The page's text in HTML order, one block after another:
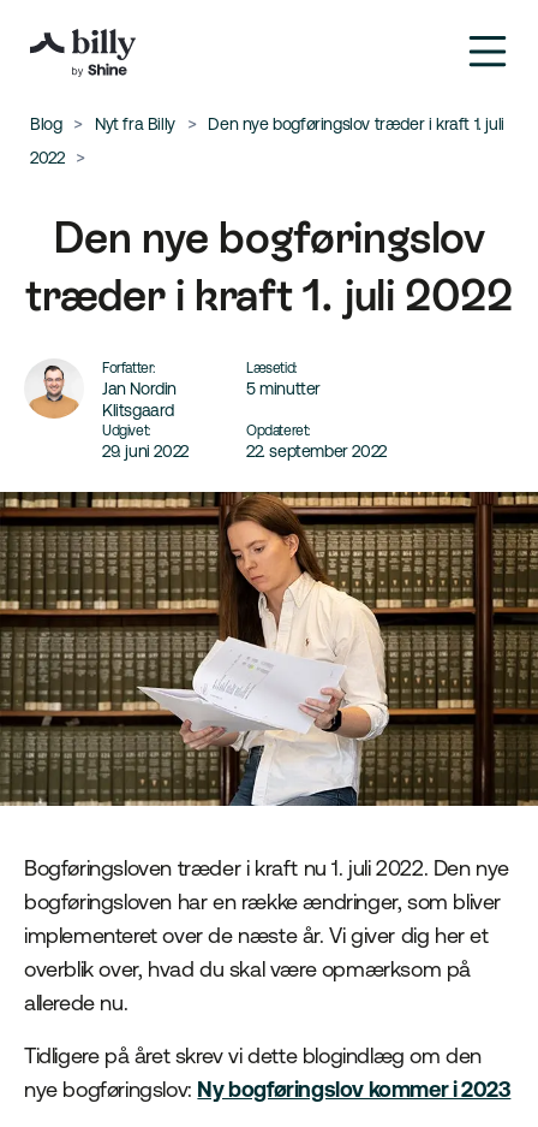
Blog Nyt fra Billy
Den nye bogføringslov træder i kraft 1. juli
2022
Den nye bogføringslov
træder i kraft 1. juli 2022
Forfatter:
Jan Nordin
Klitsgaard
Udgivet:
29. juni 2022
Opdateret:
22. september 2022
Læsetid:
5 minutter
Bogføringsloven træder i kraft nu 1. juli 2022. Den nye
bogføringsloven har en række ændringer, som bliver
implementeret over de næste år. Vi giver dig her et
overblik over, hvad du skal være opmærksom på
allerede nu.
Tidligere på året skrev vi dette blogindlæg om den
nye bogføringslov: Ny bogføringslov kommer i 2023